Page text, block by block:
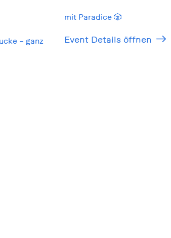
– ganz
mit Paradice 🎲
Event Details öffnen